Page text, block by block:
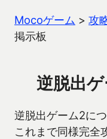
Mocoゲーム > 攻
掲示板
逆脱出
逆脱出ゲーム2に
これまで同様完全